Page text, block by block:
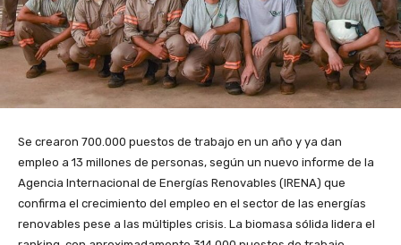
Se crearon 700.000 puestos de trabajo en un año y ya dan
empleo a 13 millones de personas, según un nuevo informe de la
Agencia Internacional de Energías Renovables (IRENA) que
confirma el crecimiento del empleo en el sector de las energías
renovables pese a las múltiples crisis. La biomasa sólida lidera el